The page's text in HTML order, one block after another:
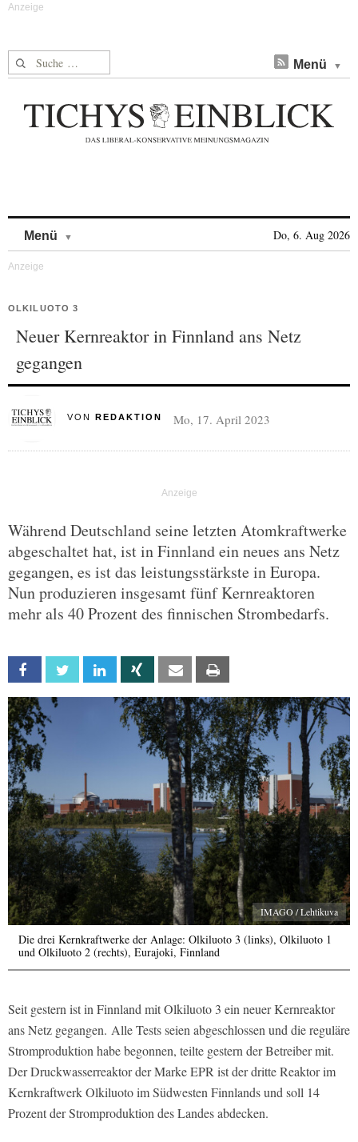
Suche nach: Menü
Menü Do, 6. Aug 2026
OLKILUOTO 3
Neuer Kernreaktor in Finnland ans Netz
gegangen
VON REDAKTION Mo, 17. April 2023
Während Deutschland seine letzten Atomkraftwerke
abgeschaltet hat, ist in Finnland ein neues ans Netz
gegangen, es ist das leistungsstärkste in Europa.
Nun produzieren insgesamt fünf Kernreaktoren
mehr als 40 Prozent des finnischen Strombedarfs.
Facebook Twitter Linkedin Xing Email
IMAGO / Lehtikuva
Die drei Kernkraftwerke der Anlage: Olkiluoto 3 (links), Olkiluoto 1
und Olkiluoto 2 (rechts), Eurajoki, Finnland
Seit gestern ist in Finnland mit Olkiluoto 3 ein neuer Kernreaktor
ans Netz gegangen. Alle Tests seien abgeschlossen und die reguläre
Stromproduktion habe begonnen, teilte gestern der Betreiber mit.
Der Druckwasserreaktor der Marke EPR ist der dritte Reaktor im
Kernkraftwerk Olkiluoto im Südwesten Finnlands und soll 14
Prozent der Stromproduktion des Landes abdecken.